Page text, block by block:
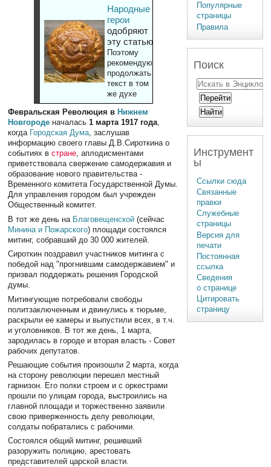
Народные
герои
одобряют
эту статью
Поэтому
рекомендуют
продолжать
текст в том
же духе
Февральская Революция в Нижнем
Новгороде началась1 марта 1917 года,
когда Городская Дума, заслушав
информацию своего главы Д.В.Сироткина о
событиях встране, аплодисментами
приветствовала свержение самодержавия и
образование нового правительства -
Временного комитета Государственной Думы.
Для управления городом был учрежден
Общественный комитет.
В тот же день на Благовещенской (сейчас
Минина и Пожарского) площади состоялся
митинг, собравший до 30 000 жителей.
Сироткин поздравил участников митинга с
победой над "прогнившим самодержавием" и
призвал поддержать решения Городской
думы.
Митингующие потребовали свободы
политзаключенным и двинулись к тюрьме,
раскрыли ее камеры и выпустили всех, в т.ч.
и уголовников. В тот же день, 1 марта,
зародилась в городе и вторая власть - Совет
рабочих депутатов.
Решающие события произошли 2 марта, когда
на сторону революции перешел местный
гарнизон. Его полки строем и с оркестрами
прошли по улицам города, выстроились на
главной площади и торжественно заявили
свою приверженность делу революции,
солдаты побратались с рабочими.
Состоялся общий митинг, решивший
разоружить полицию, арестовать
представителей царской власти.
Популярные
страницы
Правила
Поиск
Инструмент
ы
Ссылки сюда
Связанные
правки
Служебные
страницы
Версия для
печати
Постоянная
ссылка
Сведения
о странице
Цитировать
страницу